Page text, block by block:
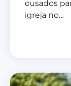
ousados
igreja no…